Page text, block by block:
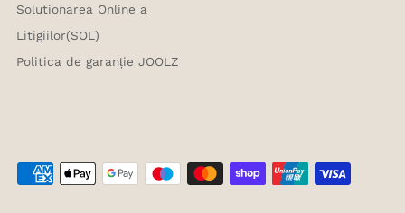
Solutionarea Online a
Litigiilor(SOL)
Politica de garanție JOOLZ